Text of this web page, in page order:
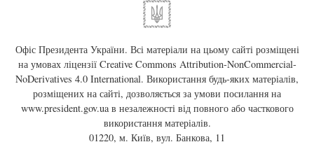
Офіс Президента України. Всі матеріали на цьому сайті розміщені
на умовах ліцензії Creative Commons Attribution-NonCommercial-
NoDerivatives 4.0 International. Використання будь-яких матеріалів,
розміщених на сайті, дозволяється за умови посилання на
www.president.gov.uaв незалежності від повного або часткового
використання матеріалів.
01220, м. Київ, вул. Банкова, 11